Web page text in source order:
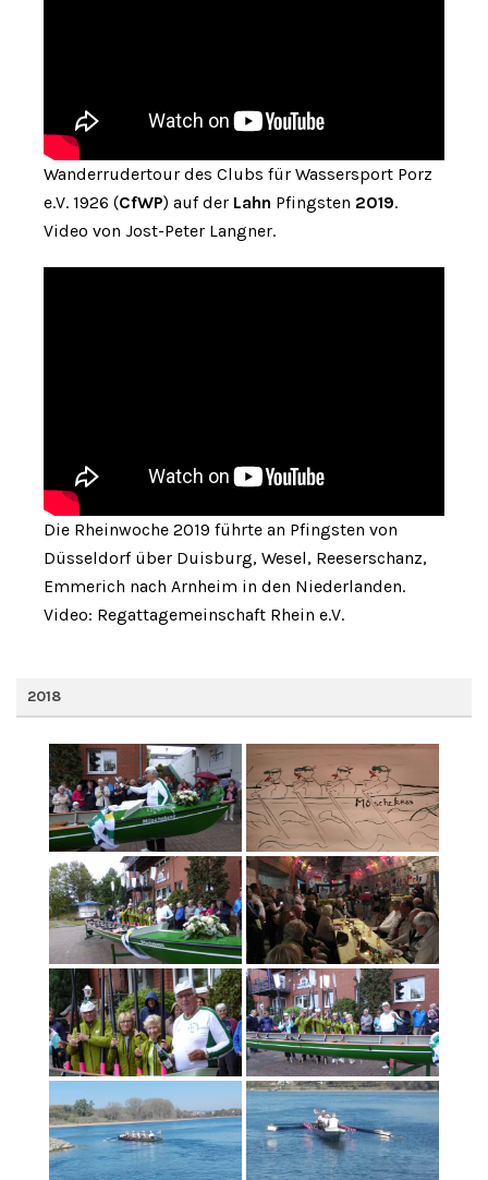
Wanderrudertour des Clubs für Wassersport Porz
e.V. 1926 (CfWP) auf der Lahn Pfingsten 2019.
Video von Jost-Peter Langner.
Die Rheinwoche 2019 führte an Pfingsten von
Düsseldorf über Duisburg, Wesel, Reeserschanz,
Emmerich nach Arnheim in den Niederlanden.
Video: Regattagemeinschaft Rhein e.V.
2018